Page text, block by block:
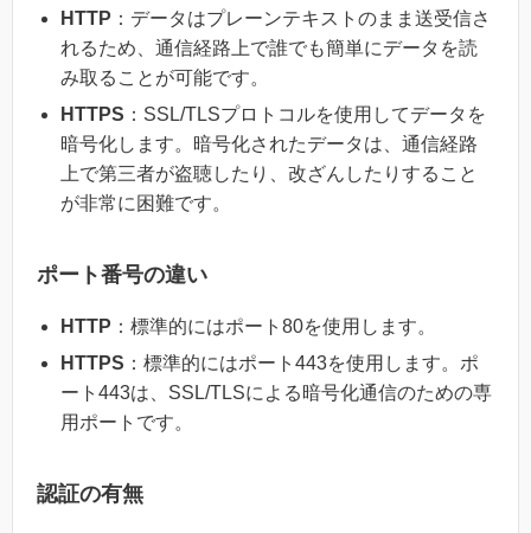
HTTP ：データはプレーンテキストのまま送受信さ
れるため、通信経路上で誰でも簡単にデータを読
み取ることが可能です。
HTTPS ：SSL/TLSプロトコルを使用してデータを
暗号化します。暗号化されたデータは、通信経路
上で第三者が盗聴したり、改ざんしたりすること
が非常に困難です。
ポート番号の違い
HTTP ：標準的にはポート80を使用します。
HTTPS ：標準的にはポート443を使用します。ポ
ート443は、SSL/TLSによる暗号化通信のための専
用ポートです。
認証の有無